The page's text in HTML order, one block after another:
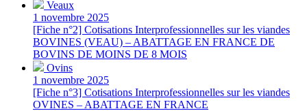
Veaux
1 novembre 2025
[Fiche n°2] Cotisations Interprofessionnelles sur les viandes
BOVINES (VEAU) – ABATTAGE EN FRANCE DE
BOVINS DE MOINS DE 8 MOIS
Ovins
1 novembre 2025
[Fiche n°3] Cotisations Interprofessionnelles sur les viandes
OVINES – ABATTAGE EN FRANCE